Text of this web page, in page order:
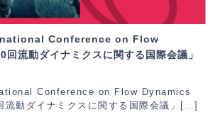
Conference on Flow
流動ダイナミクスに関する国際会議」
Conference on Flow Dynamics
流動ダイナミクスに関する国際会議」[…]